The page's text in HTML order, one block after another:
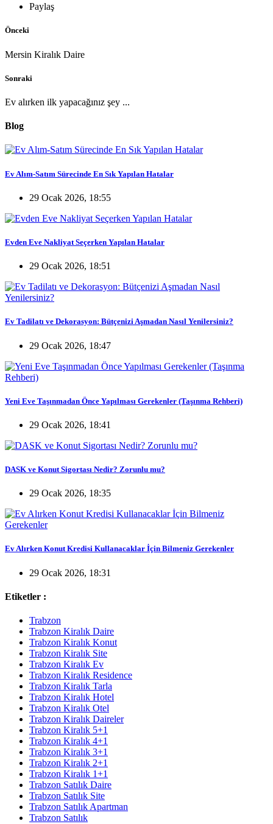
Paylaş
Önceki
Mersin Kiralık Daire
Sonraki
Ev alırken ilk yapacağınız şey ...
Blog
Ev Alım-Satım Sürecinde En Sık Yapılan Hatalar
29 Ocak 2026, 18:55
Evden Eve Nakliyat Seçerken Yapılan Hatalar
29 Ocak 2026, 18:51
Ev Tadilatı ve Dekorasyon: Bütçenizi Aşmadan Nasıl Yenilersiniz?
29 Ocak 2026, 18:47
Yeni Eve Taşınmadan Önce Yapılması Gerekenler (Taşınma Rehberi)
29 Ocak 2026, 18:41
DASK ve Konut Sigortası Nedir? Zorunlu mu?
29 Ocak 2026, 18:35
Ev Alırken Konut Kredisi Kullanacaklar İçin Bilmeniz Gerekenler
29 Ocak 2026, 18:31
Etiketler :
Trabzon
Trabzon Kiralık Daire
Trabzon Kiralık Konut
Trabzon Kiralık Site
Trabzon Kiralık Ev
Trabzon Kiralık Residence
Trabzon Kiralık Tarla
Trabzon Kiralık Hotel
Trabzon Kiralık Otel
Trabzon Kiralık Daireler
Trabzon Kiralık 5+1
Trabzon Kiralık 4+1
Trabzon Kiralık 3+1
Trabzon Kiralık 2+1
Trabzon Kiralık 1+1
Trabzon Satılık Daire
Trabzon Satılık Site
Trabzon Satılık Apartman
Trabzon Satılık